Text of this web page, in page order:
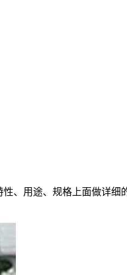
性、用途、规格上面做详细